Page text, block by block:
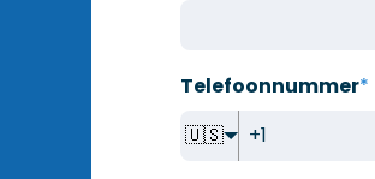
Telefoonnummer*
🇺🇸